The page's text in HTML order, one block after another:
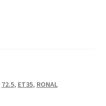
72.5, ET35, RONAL